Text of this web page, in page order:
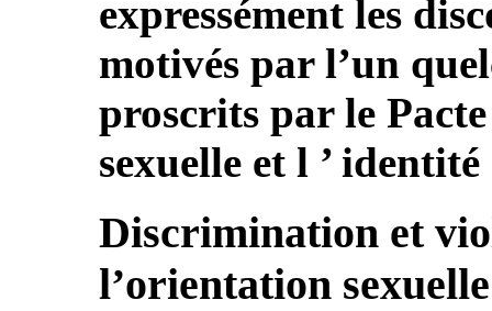
expressément les
motivés par l’un
proscrits par le
sexuelle et l ’
Discrimination et
l’orientation